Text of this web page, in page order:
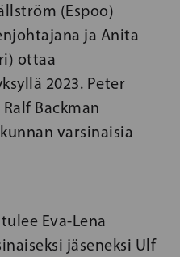
(Espoo)
ja Anita
ottaa
2023. Peter
Backman
varsinaisia
Eva-Lena
jäseneksi Ulf